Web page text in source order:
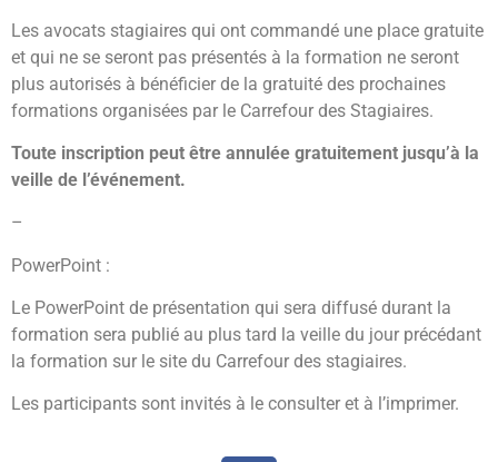
Les avocats stagiaires qui ont commandé une place gratuite
et qui ne se seront pas présentés à la formation ne seront
plus autorisés à bénéficier de la gratuité des prochaines
formations organisées par le Carrefour des Stagiaires.
Toute inscription peut être annulée gratuitement jusqu’à la
veille de l’événement.
–
PowerPoint :
Le PowerPoint de présentation qui sera diffusé durant la
formation sera publié au plus tard la veille du jour précédant
la formation sur le site du Carrefour des stagiaires.
Les participants sont invités à le consulter et à l’imprimer.